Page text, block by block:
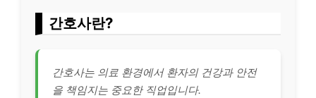
간호사란?
간호사는 의료 환경에서 환자의 건강과 안전
을 책임지는 중요한 직업입니다.